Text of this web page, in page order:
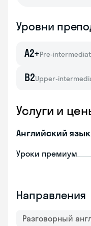
Уровни
A2+Pre-
B2Upper-
Услуги и
Английский язык
Уроки премиум
Направления
Разговорный